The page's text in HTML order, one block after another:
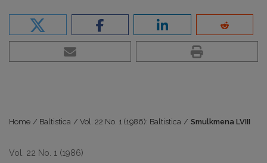
Home / Baltistica / Vol. 22 No. 1 (1986): Baltistica / Smulkmena LVIII
Vol. 22 No. 1 (1986)